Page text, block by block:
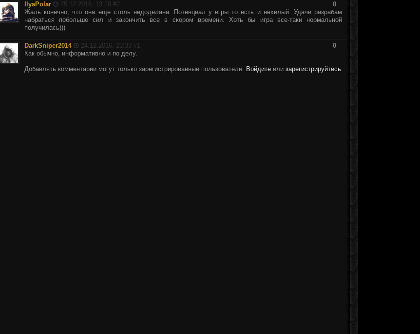
IlyaPolar
25.12.2016, 13:28 #2
0
Жаль конечно, что она еще столь недоделана. Потенциал у игры то есть и нехилый. Удачи разрабам
набраться побольше сил и закончить все в скором времени. Хоть бы игра все-таки нормальной
получилась)))
DarkSniper2014 24.12.2016, 23:33 #1
0
Как обычно, информативно и по делу.
Добавлять комментарии могут только зарегистрированные пользователи. Войдите или зарегистрируйтесь